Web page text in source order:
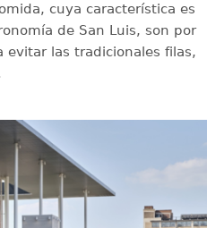
cuya característica es
de San Luis, son por
evitar las tradicionales filas,